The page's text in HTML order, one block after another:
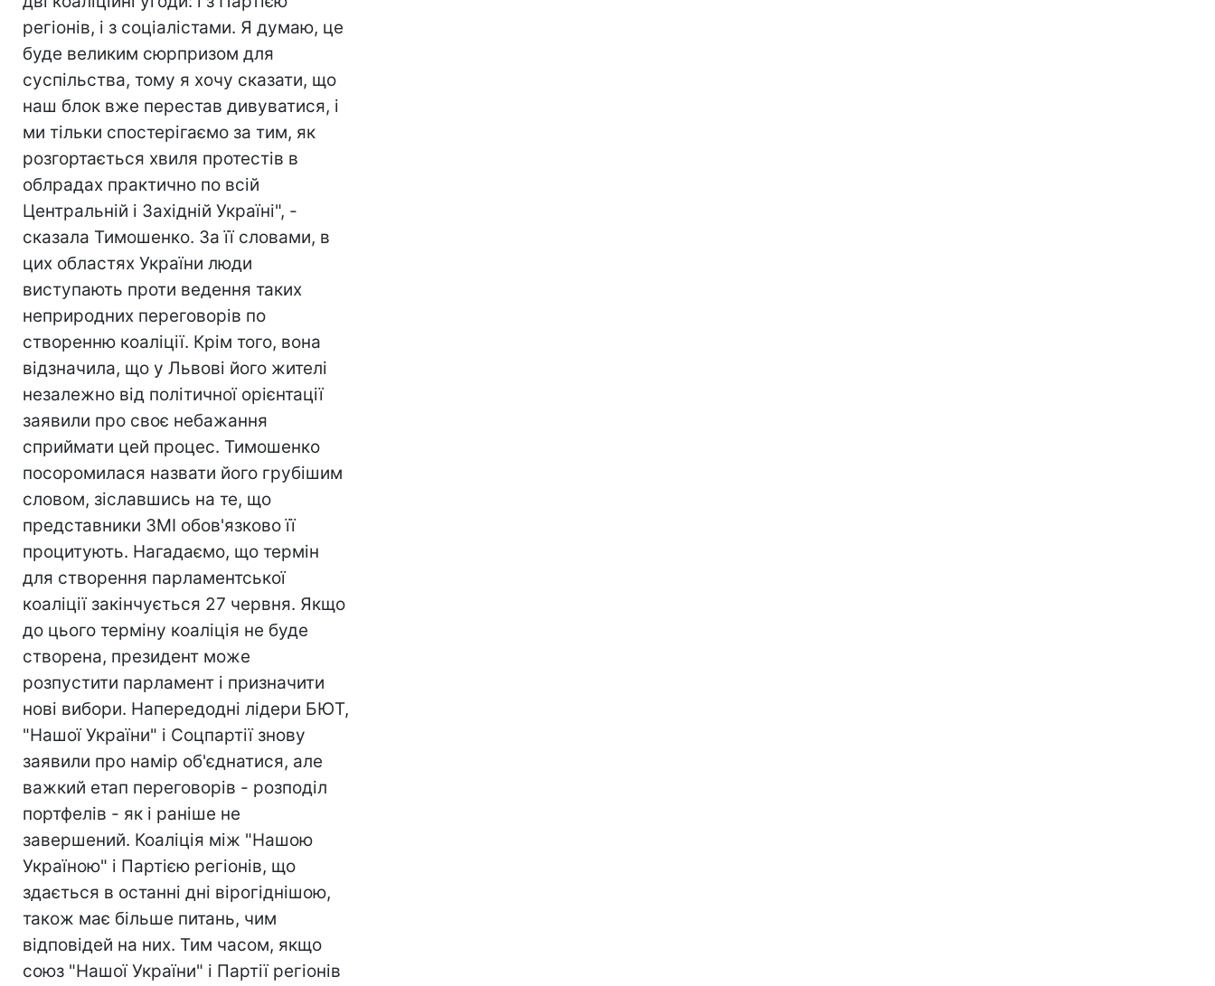
регіонів, і з соціалістами. Я думаю, це
буде великим сюрпризом для
суспільства, тому я хочу сказати, що
наш блок вже перестав дивуватися, і
ми тільки спостерігаємо за тим, як
розгортається хвиля протестів в
облрадах практично по всій
Центральній і Західній Україні", -
сказала Тимошенко. За її словами, в
цих областях України люди
виступають проти ведення таких
неприродних переговорів по
створенню коаліції. Крім того, вона
відзначила, що у Львові його жителі
незалежно від політичної орієнтації
заявили про своє небажання
сприймати цей процес. Тимошенко
посоромилася назвати його грубішим
словом, зіславшись на те, що
представники ЗМІ обов'язково її
процитують. Нагадаємо, що термін
для створення парламентської
коаліції закінчується 27 червня. Якщо
до цього терміну коаліція не буде
створена, президент може
розпустити парламент і призначити
нові вибори. Напередодні лідери БЮТ,
"Нашої України" і Соцпартії знову
заявили про намір об'єднатися, але
важкий етап переговорів - розподіл
портфелів - як і раніше не
завершений. Коаліція між "Нашою
Україною" і Партією регіонів, що
здається в останні дні вірогіднішою,
також має більше питань, чим
відповідей на них. Тим часом, якщо
союз "Нашої України" і Партії регіонів